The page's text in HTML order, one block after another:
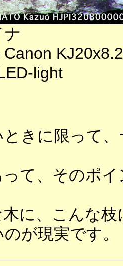
ナ
light
きに限って
て、そのポ
に、こんな
が現実です。